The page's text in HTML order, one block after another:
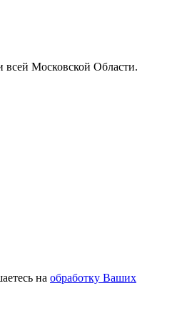
всей Московской Области.
на обработку Ваших